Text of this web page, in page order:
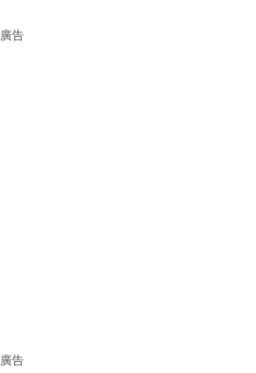
廣告
廣告